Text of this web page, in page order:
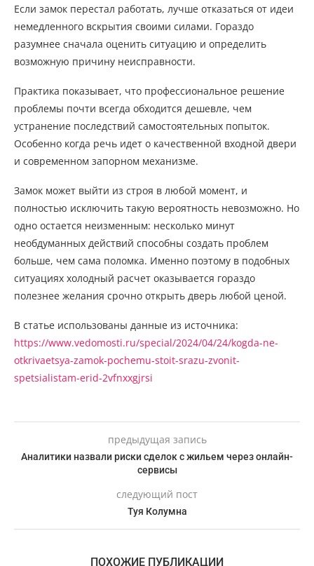
Если замок перестал работать, лучше отказаться от идеи
немедленного вскрытия своими силами. Гораздо
разумнее сначала оценить ситуацию и определить
возможную причину неисправности.
Практика показывает, что профессиональное решение
проблемы почти всегда обходится дешевле, чем
устранение последствий самостоятельных попыток.
Особенно когда речь идет о качественной входной двери
и современном запорном механизме.
Замок может выйти из строя в любой момент, и
полностью исключить такую вероятность невозможно. Но
одно остается неизменным: несколько минут
необдуманных действий способны создать проблем
больше, чем сама поломка. Именно поэтому в подобных
ситуациях холодный расчет оказывается гораздо
полезнее желания срочно открыть дверь любой ценой.
В статье использованы данные из источника:
https://www.vedomosti.ru/special/2024/04/24/kogda-ne-
otkrivaetsya-zamok-pochemu-stoit-srazu-zvonit-
spetsialistam-erid-2vfnxxgjrsi
предыдущая запись
Аналитики назвали риски сделок с жильем через онлайн-
сервисы
следующий пост
Туя Колумна
ПОХОЖИЕ ПУБЛИКАЦИИ